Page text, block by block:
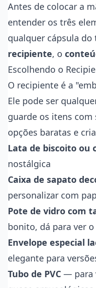
Antes de colocar a
entender os três
qualquer cápsula
recipiente, o
Escolhendo o
O recipiente é a
Ele pode ser
guarde os itens com
opções baratas e
Lata de biscoito ou
nostálgica
Caixa de sapato
personalizar com
Pote de vidro com
bonito, dá para ver
Envelope especial
elegante para
Tubo de PVC — para